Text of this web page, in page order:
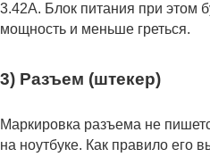
3.42А. Блок питания при этом
мощность и меньше греться.
3) Разъем (штекер)
Маркировка разъема не
на ноутбуке. Как правило его